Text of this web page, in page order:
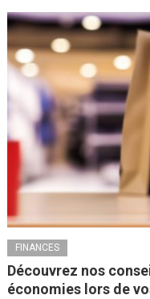
FINANCES
Découvrez nos
économies lors de